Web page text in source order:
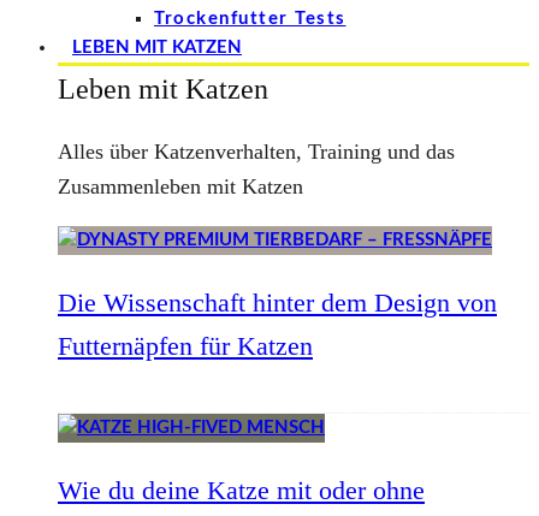
Trockenfutter Tests
LEBEN MIT KATZEN
Leben mit Katzen
Alles über Katzenverhalten, Training und das
Zusammenleben mit Katzen
Die Wissenschaft hinter dem Design von
Futternäpfen für Katzen
Wie du deine Katze mit oder ohne